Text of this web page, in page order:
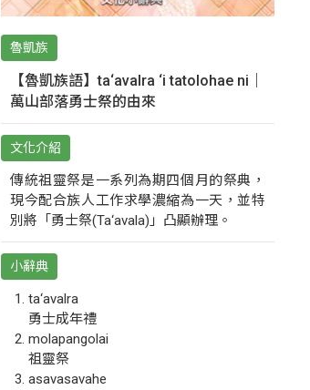
魯凱族
【魯凱族語】ta‘avalra ‘i tatolohae ni｜
萬山部落勇士祭的由來
文化介紹
傳統祖靈祭是一系列為期四個月的祭典，
現今配合族人工作求學濃縮為一天，並特
別將「勇士祭(Ta‘avala)」凸顯辦理。
小辭典
ta‘avalra
勇士成年禮
molapangolai
祖靈祭
asavasavahe